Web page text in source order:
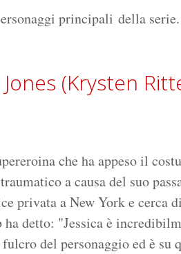
principali della serie.
Jones (Krysten
che ha appeso il
a causa del suo
privata a New York e cerca
detto: "Jessica è
del personaggio ed è su